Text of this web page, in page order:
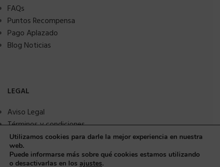
FAQs
Puntos Recompensa
Pago Aplazado
Blog Noticias
LEGAL
Aviso Legal
Términos y condiciones
Política de privacidad
Política de Cookies
Seguridad y protección a compradores
Utilizamos cookies para darle la mejor experiencia en nuestra
web.
Puede informarse más sobre qué cookies estamos utilizando
o desactivarlas en los ajustes.